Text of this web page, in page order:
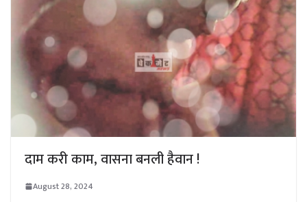
दाम करी काम, वासना बनली हैवान !
August 28, 2024